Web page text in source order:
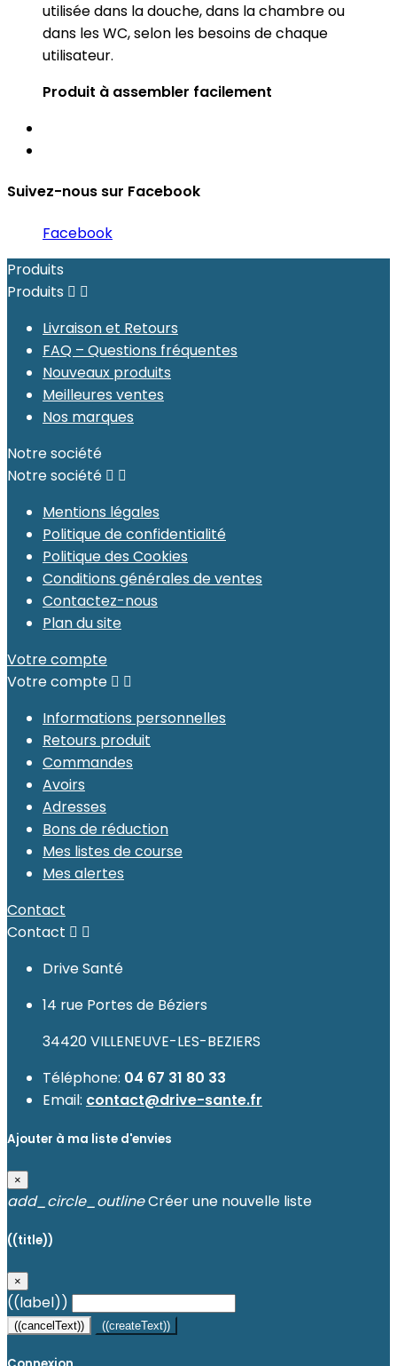
utilisée dans la douche, dans la chambre ou
dans les WC, selon les besoins de chaque
utilisateur.
Produit à assembler facilement
Suivez-nous sur Facebook
Facebook
Produits
Produits  
Livraison et Retours
FAQ – Questions fréquentes
Nouveaux produits
Meilleures ventes
Nos marques
Notre société
Notre société  
Mentions légales
Politique de confidentialité
Politique des Cookies
Conditions générales de ventes
Contactez-nous
Plan du site
Votre compte
Votre compte  
Informations personnelles
Retours produit
Commandes
Avoirs
Adresses
Bons de réduction
Mes listes de course
Mes alertes
Contact
Contact  
Drive Santé
14 rue Portes de Béziers
34420 VILLENEUVE-LES-BEZIERS
Téléphone: 04 67 31 80 33
Email: contact@drive-sante.fr
Ajouter à ma liste d'envies
×
add_circle_outlineCréer une nouvelle liste
((title))
×
((label))
((cancelText)) ((createText))